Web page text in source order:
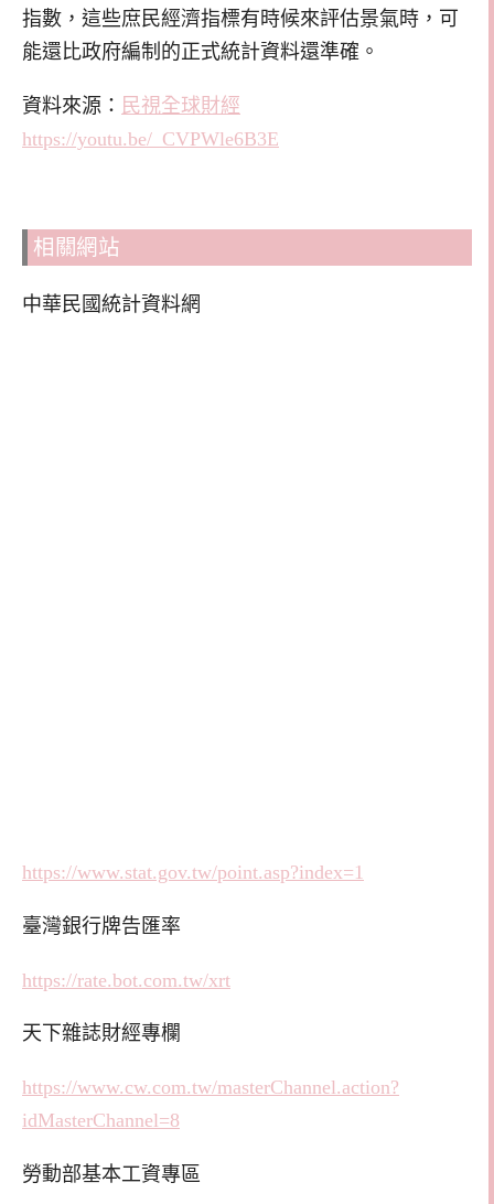
指數，這些庶民經濟指標有時候來評估景氣時，可
能還比政府編制的正式統計資料還準確。
資料來源： 民視全球財經
https://youtu.be/_CVPWle6B3E
相關網站
中華民國統計資料網
https://www.stat.gov.tw/point.asp?index=1
臺灣銀行牌告匯率
https://rate.bot.com.tw/xrt
天下雜誌財經專欄
https://www.cw.com.tw/masterChannel.action?
idMasterChannel=8
勞動部基本工資專區